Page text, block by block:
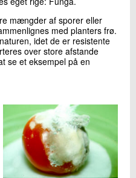
mængder af sporer eller
med planters frø.
idet de er resistente
over store afstande
se et eksempel på en